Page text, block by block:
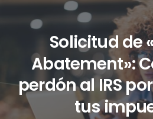
Solicitud de
Abatement»:
perdónal IRSpor
tus